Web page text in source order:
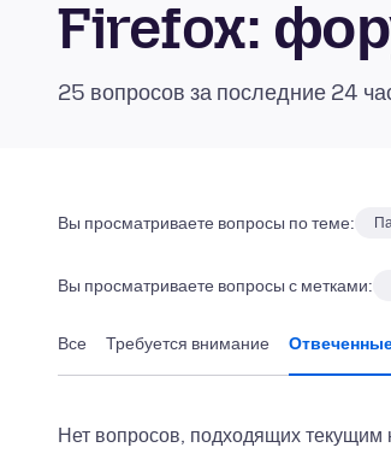
Firefox:
25 вопросов за последние 24
Вы просматриваете вопросы по теме:
Вы просматриваете вопросы с метками:
Все Требуется внимание
Нет вопросов, подходящих текущим